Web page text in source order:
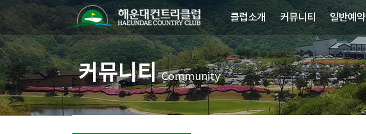
클럽소개 커뮤니티 일반예약
커뮤니티Community